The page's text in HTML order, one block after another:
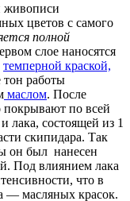
живописи
цветов с самого
полной
слое наносятся
темперной краской,
тон работы
маслом. После
покрывают по всей
лака, состоящей из 1
скипидара. Так
он был нанесен
Под влиянием лака
что в
— масляных красок.